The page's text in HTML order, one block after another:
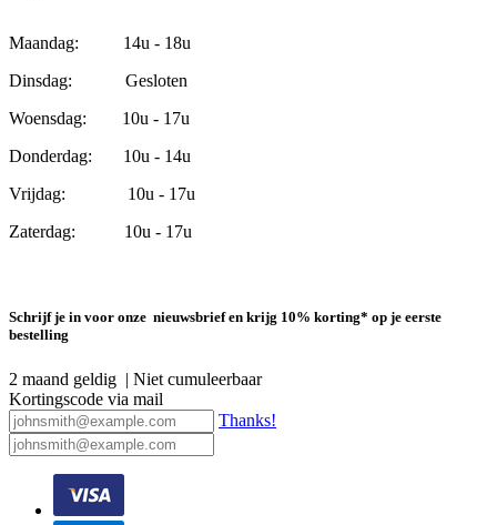
Maandag: 14u - 18u
Dinsdag: Gesloten
Woensdag: 10u - 17u
Donderdag: 10u - 14u
Vrijdag: 10u - 17u
Zaterdag: 10u - 17u
Schrijf je in voor onze nieuwsbrief en krijg 10% korting* op je eerste
bestelling
2 maand geldig | Niet cumuleerbaar
Kortingscode via mail
Thanks!